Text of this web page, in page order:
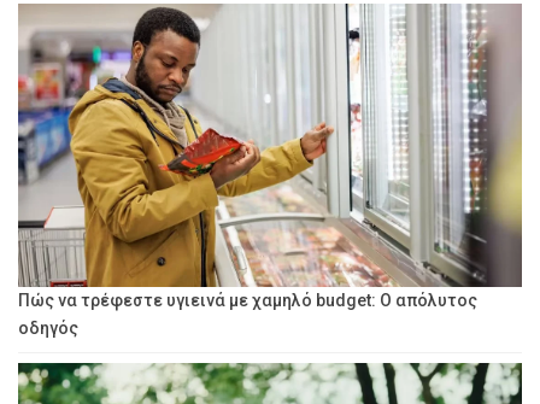
Πώς να τρέφεστε υγιεινά με χαμηλό budget: Ο απόλυτος
οδηγός